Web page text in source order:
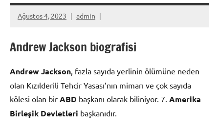
Ağustos 4, 2023 admin
Andrew Jackson biografisi
Andrew Jackson , fazla sayıda yerlinin ölümüne neden
olan Kızılderili Tehcir Yasası’nın mimarı ve çok sayıda
kölesi olan bir ABD başkanı olarak biliniyor. 7. Amerika
Birleşik Devletleri başkanıdır.